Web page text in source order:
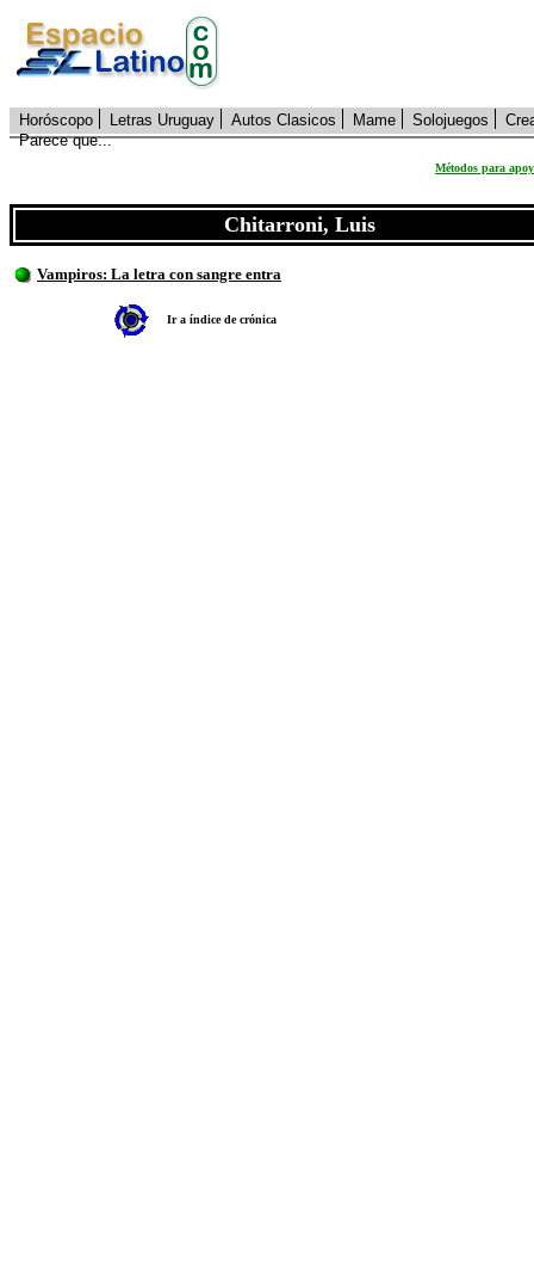
Horóscopo Letras Uruguay Autos Clasicos Mame Solojuegos
Parece que...
Métodos para
Chitarroni, Luis
Vampiros: La letra con sangre entra
Ir a índice de crónica